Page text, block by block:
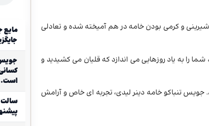
و کرمی بودن خامه در هم آمیخته شده و تعادلی
را به یاد روزهایی می‌ اندازد که قلیان می‌ کشیدید و
جویس تنباکو خامه دینر لیدی، تجربه ‌ای خاص و آرامش
مایع
جویس
است.
سالت